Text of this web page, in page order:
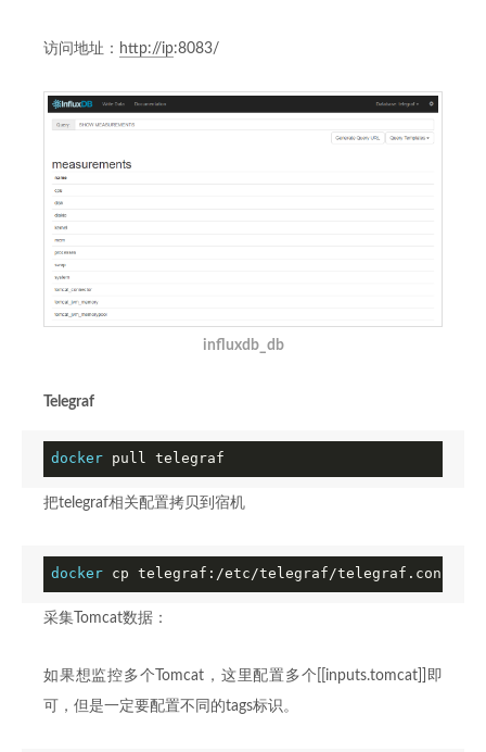
访问地址： http://ip:8083/
influxdb_db
Telegraf
docker pull telegraf
把telegraf相关配置拷贝到宿机
docker cp telegraf:/etc/telegraf/telegraf.conf ./
采集Tomcat数据：
如果想监控多个Tomcat，这里配置多个[[inputs.tomcat]]即
可，但是一定要配置不同的tags标识。